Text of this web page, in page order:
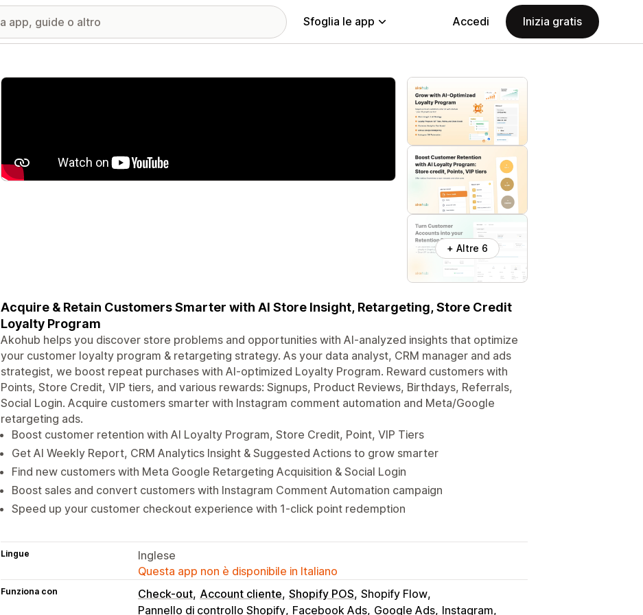
Sfoglia le app Accedi Inizia gratis
Galleria immagini in evidenza
+ Altre 6
Acquire & Retain Customers Smarter with AI Store Insight, Retargeting, Store Credit
Loyalty Program
Akohub helps you discover store problems and opportunities with AI-analyzed insights that optimize
your customer loyalty program & retargeting strategy. As your data analyst, CRM manager and ads
strategist, we boost repeat purchases with AI-optimized Loyalty Program. Reward customers with
Points, Store Credit, VIP tiers, and various rewards: Signups, Product Reviews, Birthdays, Referrals,
Social Login. Acquire customers smarter with Instagram comment automation and Meta/Google
retargeting ads.
Boost customer retention with AI Loyalty Program, Store Credit, Point, VIP Tiers
Get AI Weekly Report, CRM Analytics Insight & Suggested Actions to grow smarter
Find new customers with Meta Google Retargeting Acquisition & Social Login
Boost sales and convert customers with Instagram Comment Automation campaign
Speed up your customer checkout experience with 1-click point redemption
Lingue
Inglese
Questa app non è disponibile in Italiano
Funziona con Check-out Account cliente Shopify POS Shopify Flow
Pannello di controllo Shopify Facebook Ads Google Ads Instagram